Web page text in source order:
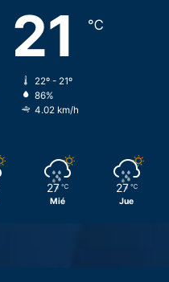
21 ℃
22º - 21º
86%
4.02 km/h
27 ℃
Mié
27 ℃
Jue